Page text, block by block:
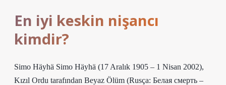
En iyi keskin nişancı
kimdir?
Simo Häyhä Simo Häyhä (17 Aralık 1905 – 1 Nisan 2002),
Kızıl Ordu tarafından Beyaz Ölüm (Rusça: Белая смерть –